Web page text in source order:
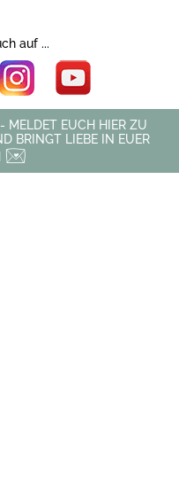
auf ...
MELDET EUCH HIER ZU
BRINGT LIEBE IN EUER